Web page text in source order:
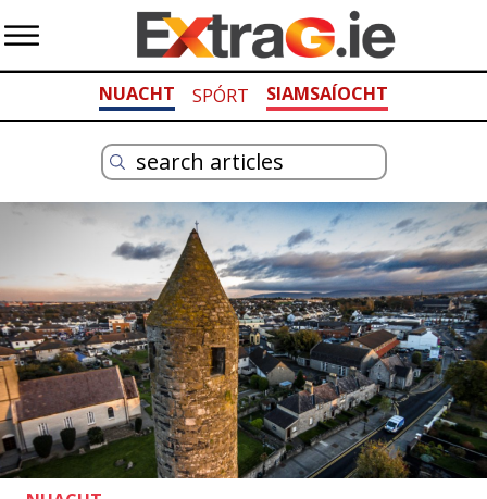
NUACHT SPÓRT SIAMSAÍOCHT